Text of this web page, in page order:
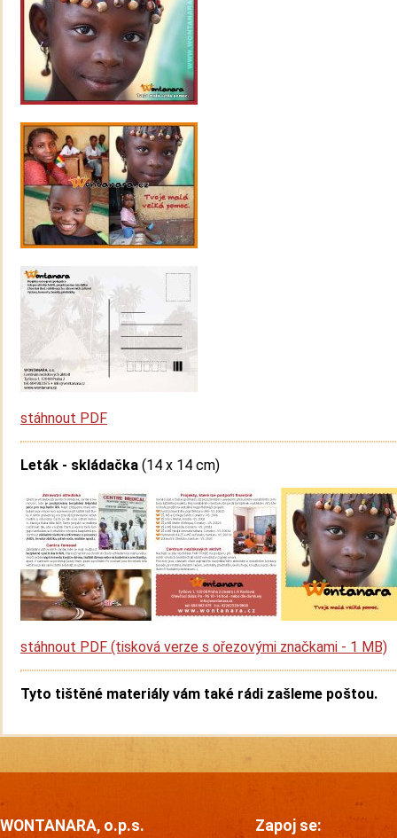
stáhnout PDF
Leták - skládačka (14 x 14 cm)
stáhnout PDF (tisková verze s ořezovými značkami - 1 MB)
Tyto tištěné materiály vám také rádi zašleme poštou.
WONTANARA, o.p.s. Zapoj se: